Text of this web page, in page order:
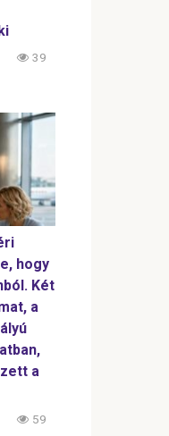
39
hogy
Két
a
a
59